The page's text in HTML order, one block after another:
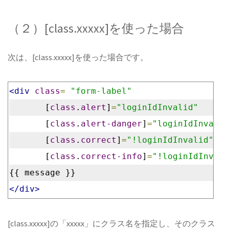
（２）[class.xxxxx]を使った場合
次は、[class.xxxxx]を使った場合です。
<div class=
"form-label"
       [
class . alert ] ="loginIdInvalid"
       [
class . alert-danger] =
       [
class . correct ] ="!loginIdInvalid"
       [
class . correct-info] =
{{ message }}
</div>
[class.xxxxx]の「xxxxx」にクラス名を指定し、そのクラス